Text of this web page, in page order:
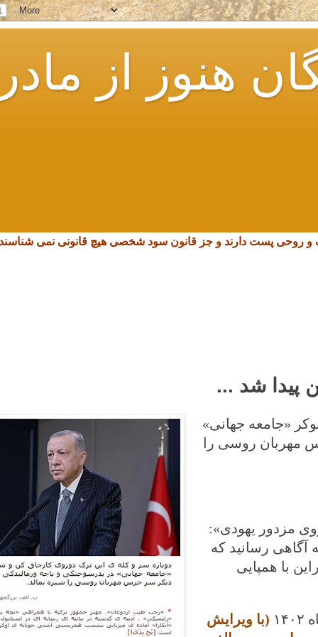
هنوز از
و روحی پست دارند و جز قانون سود شخصی هیچ قانونی نمی
پیدا شد ...
«جامعه جهانی»
مهربان روسی را
مزدور یهودی»:
آگاهی رسانید که
با همپایی
۱۴۰۲ (با ویرایش